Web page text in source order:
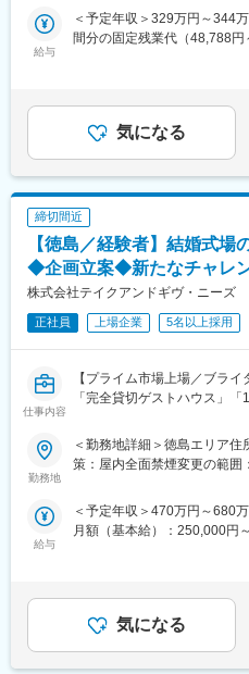
例：４～5件の契約で3万円程
■入社後について：
入社後の3か月間は研修を行
現場も学びます。また、1年
が、ゆくゆくはチームリーダ
考えております。
■休日について：
お客様の都合にもよりますが
すいです。
変更の範囲：会社の定める業
■業務詳細
調理作業を行い、シェフ考案
助も担います。
出する幅広いジャンルの料理
■組織構成
各施設18名程度のチーム体制
力し合いながら業務を分担し
■業務の魅力
い」の声を直接感じられ、
にも最適な環境です。
■教育体制
OJTや現場指導、先輩シェフ
■就業環境
フレックスタイム制（9:00～
■想定されるキャリアパス
メインシェフの右腕として
や調理工程全般を任されるポ
給与
＜予定年収＞329万円～344
間分の固定残業代（48,788
＞274,788円～286,963円（
業手当＞有＜給与補足＞メ
りで出来る場合は、専門職手
65,000～（30時間の固定残
額であり、選考を通じて上下
固定手当を含めた表記です。
気になる
締切間近
【徳島／経験者】結婚式
◆企画立案◆新たなチャレ
株式会社テイクアンドギヴ・ニーズ
正社員 上場企業 5名以上採用
仕事内容
【プライム市場上場／ブラ
「完全貸切ゲストハウス」
ご入社後は3－6か月程、支
を受けて頂き、支配人に着任
◆式場の業績管理
お客様の組数・成約数・成約
◆各セクションのマネジメン
プランナーから料理、装花
のリーダーやスタッフと連携
勤務地
＜勤務地詳細＞徳島エリア
策：屋内全面禁煙変更の範囲
給与
＜予定年収＞470万円～680
月額（基本給）：250,000円
は年齢、ご経験スキルを考
みなし残業時間を超過した
年2回賃金はあくまでも目安
可能性があります。月給(月
気になる